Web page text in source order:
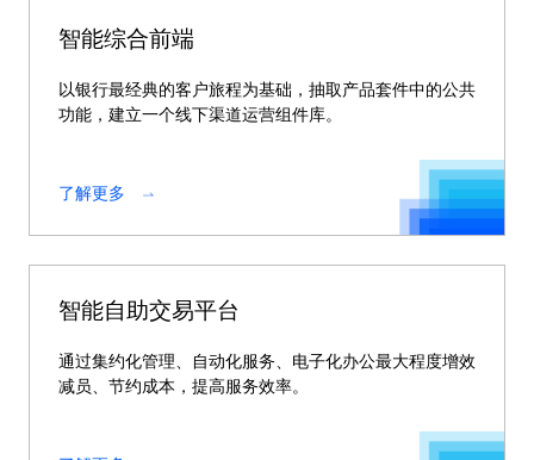
智能综合前端
以银行最经典的客户旅程为基础，抽取产品套件中的公共
功能，建立一个线下渠道运营组件库。
了解更多
智能自助交易平台
通过集约化管理、自动化服务、电子化办公最大程度增效
减员、节约成本，提高服务效率。